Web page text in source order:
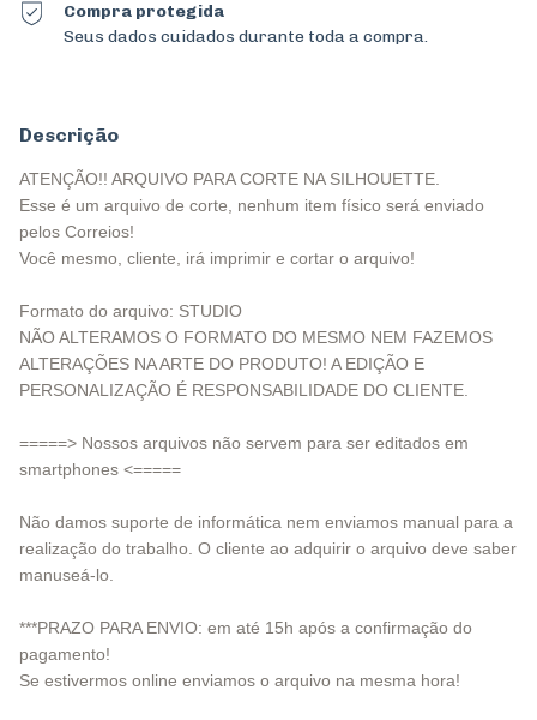
Compra protegida
Seus dados cuidados durante toda a compra.
Descrição
ATENÇÃO!! ARQUIVO PARA CORTE NA SILHOUETTE.
Esse é um arquivo de corte, nenhum item físico será enviado
pelos Correios!
Você mesmo, cliente, irá imprimir e cortar o arquivo!
Formato do arquivo: STUDIO
NÃO ALTERAMOS O FORMATO DO MESMO NEM FAZEMOS
ALTERAÇÕES NA ARTE DO PRODUTO! A EDIÇÃO E
PERSONALIZAÇÃO É RESPONSABILIDADE DO CLIENTE.
=====> Nossos arquivos não servem para ser editados em
smartphones <=====
Não damos suporte de informática nem enviamos manual para a
realização do trabalho. O cliente ao adquirir o arquivo deve saber
manuseá-lo.
***PRAZO PARA ENVIO: em até 15h após a confirmação do
pagamento!
Se estivermos online enviamos o arquivo na mesma hora!